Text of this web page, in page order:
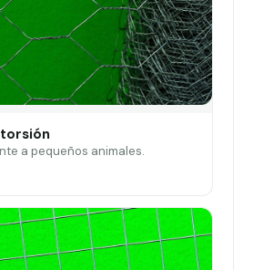
a pequeños animales.